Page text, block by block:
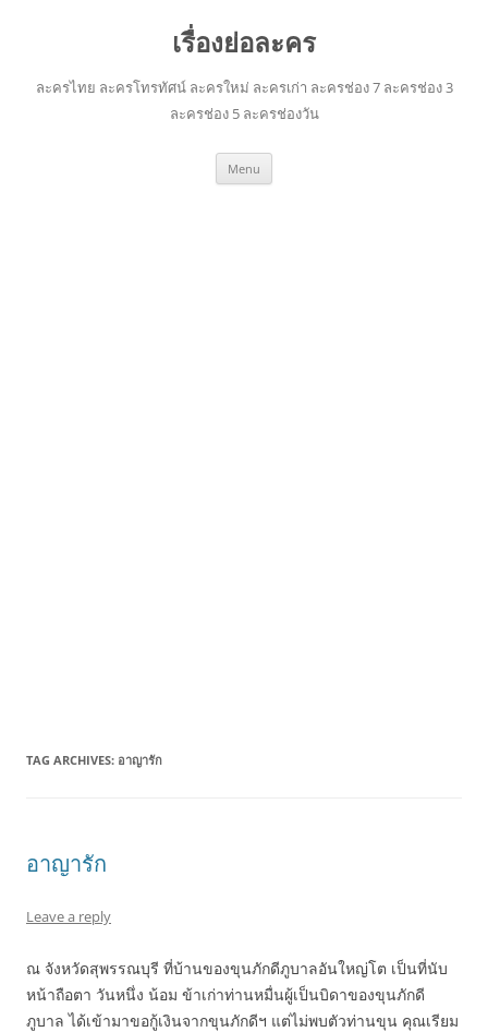
เรื่องย่อละคร
ละครไทย ละครโทรทัศน์ ละครใหม่ ละครเก่า ละครช่อง 7 ละครช่อง 3
ละครช่อง 5 ละครช่องวัน
Menu
TAG ARCHIVES: อาญารัก
อาญารัก
Leave a reply
ณ จังหวัดสุพรรณบุรี ที่บ้านของขุนภักดีภูบาลอันใหญ่โต เป็นที่นับ
หน้าถือตา วันหนึ่ง น้อม ข้าเก่าท่านหมื่นผู้เป็นบิดาของขุนภักดี
ภูบาล ได้เข้ามาขอกู้เงินจากขุนภักดีฯ แต่ไม่พบตัวท่านขุน คุณเรียม